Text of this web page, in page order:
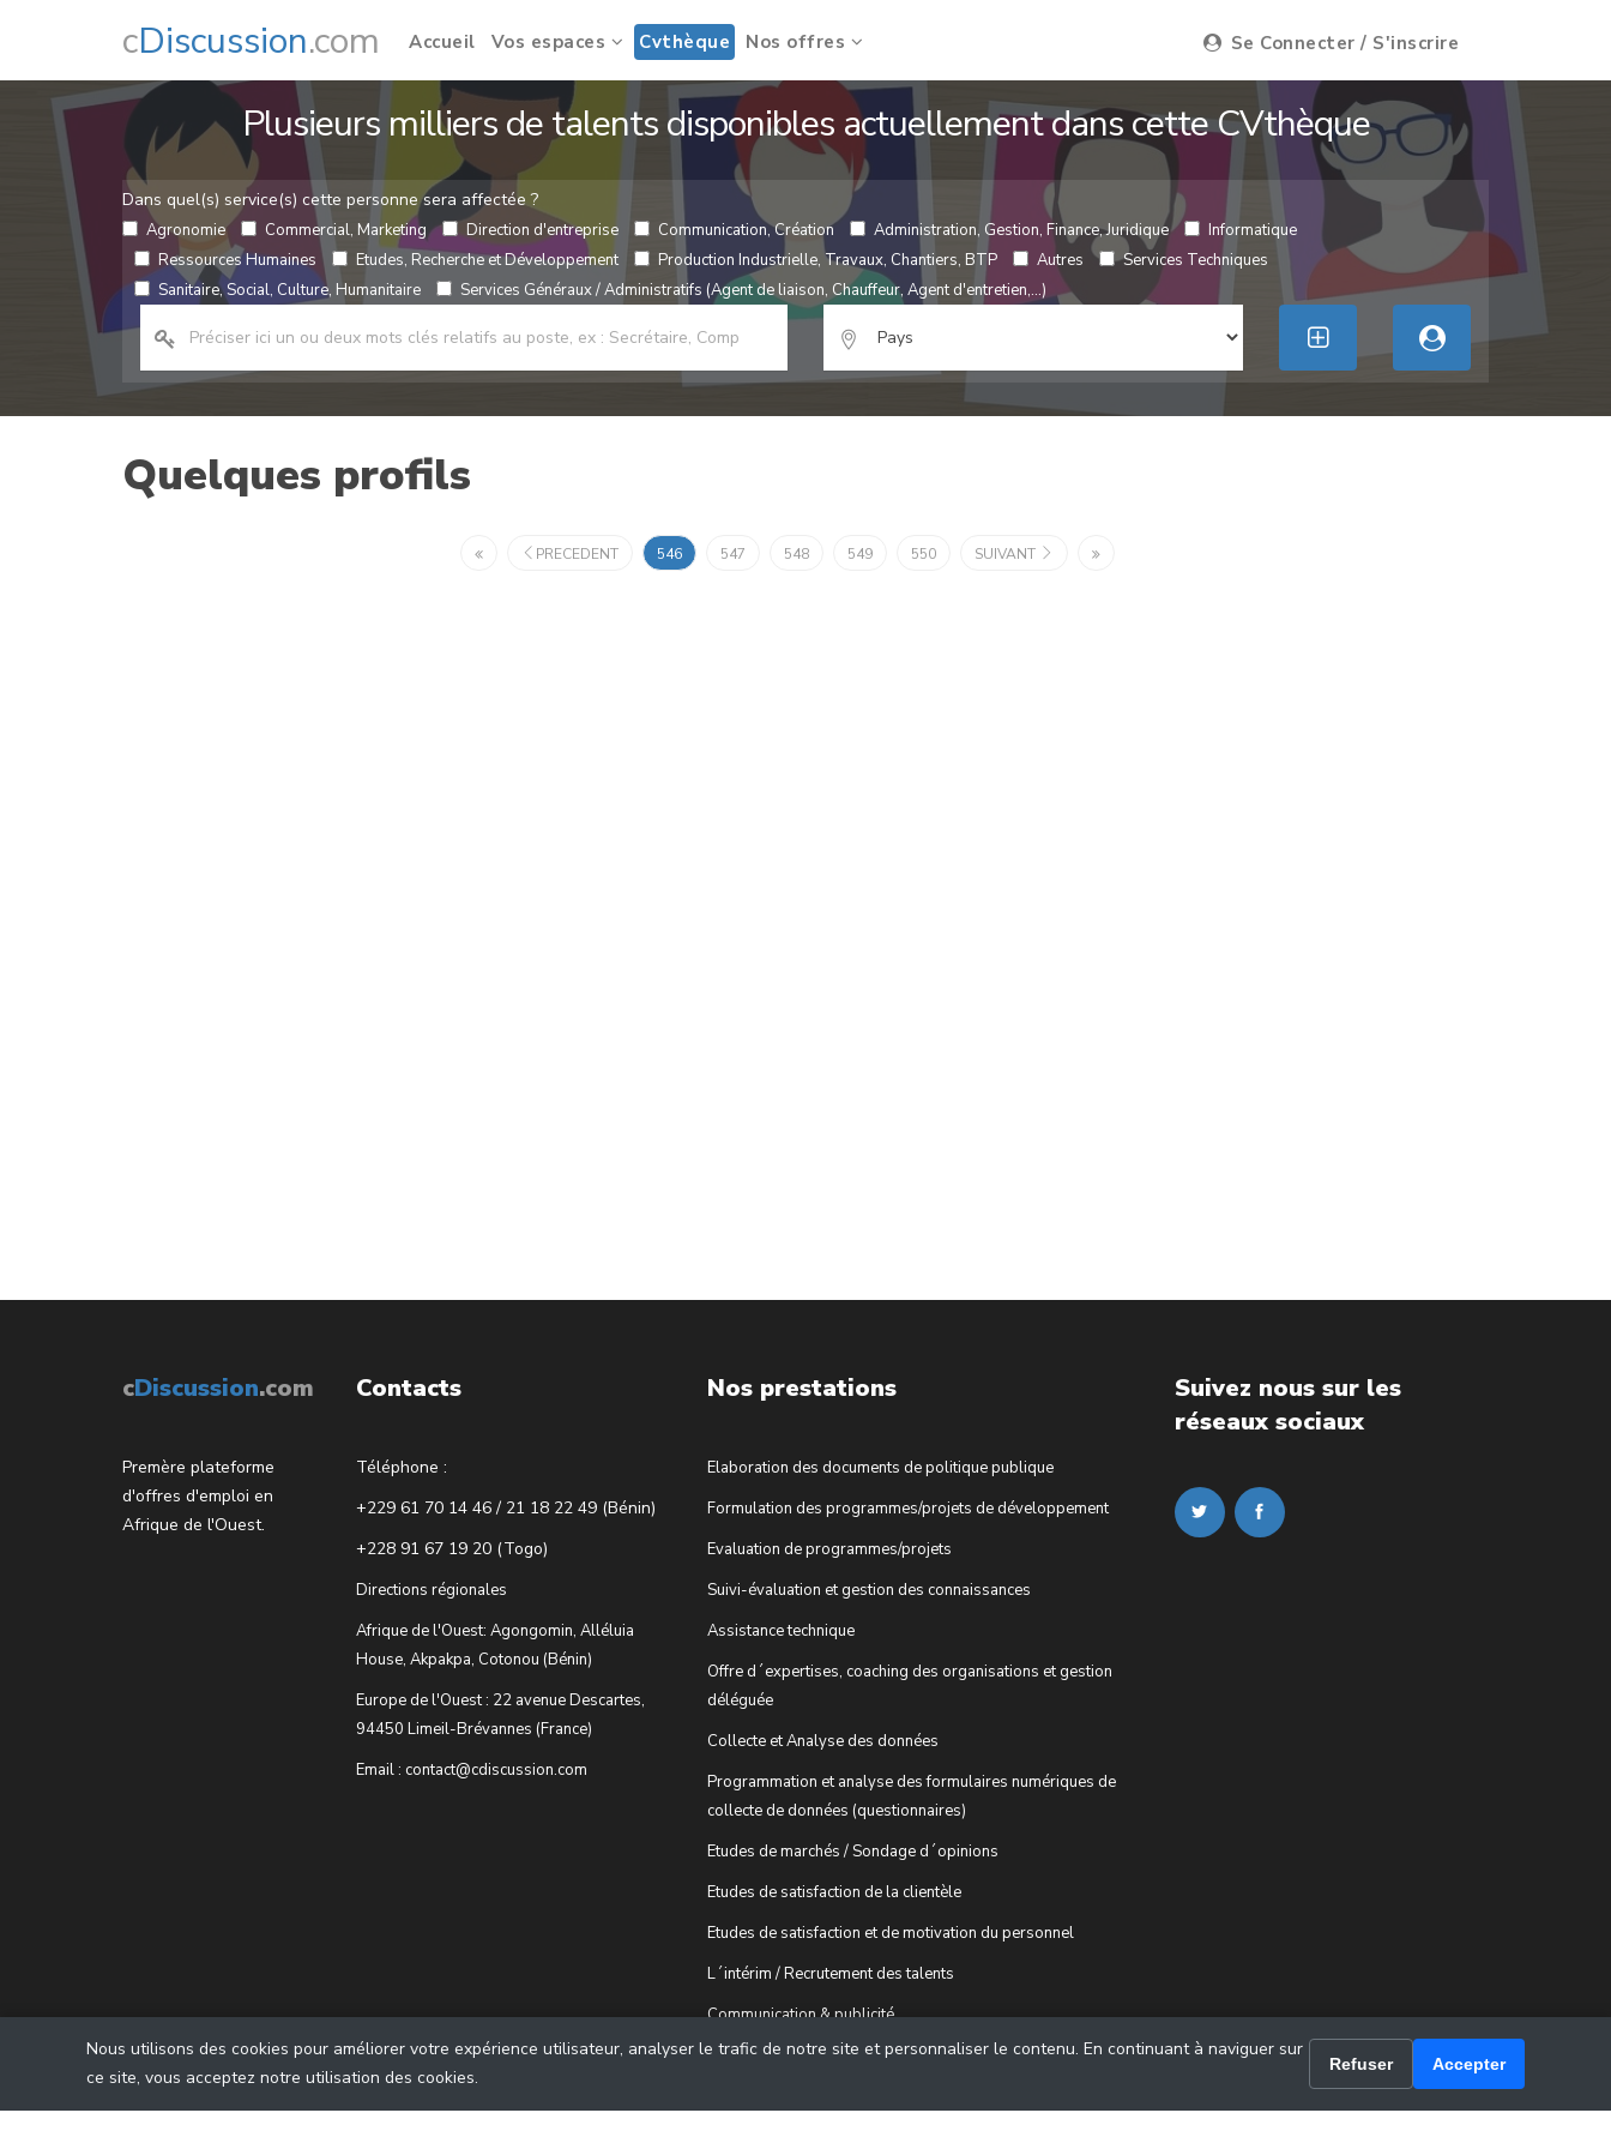
cDiscussion.com Accueil Vos espaces Cvthèque Nos offres Se Connecter / S'inscrire
Plusieurs milliers de talents disponibles actuellement dans cette CVthèque
Dans quel(s) service(s) cette personne sera affectée ?
Agronomie Commercial, Marketing Direction d'entreprise Communication, Création Administration, Gestion, Finance, Juridique
Informatique
Ressources Humaines
Etudes, Recherche et Développement Production Industrielle, Travaux, Chantiers, BTP Autres
Services Techniques
Sanitaire, Social, Culture, Humanitaire
Services Généraux / Administratifs (Agent de liaison, Chauffeur, Agent d'entretien,...)
Quelques profils
PRECEDENT 546 547 548 549 550 SUIVANT
cDiscussion.com
Premère plateforme
d'offres d'emploi en
Afrique de l'Ouest.
Contacts
Téléphone :
+229 61 70 14 46 / 21 18 22 49 (Bénin)
+228 91 67 19 20 (Togo)
Directions régionales
Afrique de l'Ouest: Agongomin, Alléluia
House, Akpakpa, Cotonou (Bénin)
Europe de l'Ouest : 22 avenue Descartes,
94450 Limeil-Brévannes (France)
Email : contact@cdiscussion.com
Nos prestations
Elaboration des documents de politique publique
Formulation des programmes/projets de développement
Evaluation de programmes/projets
Suivi-évaluation et gestion des connaissances
Assistance technique
Offre d´expertises, coaching des organisations et gestion
déléguée
Collecte et Analyse des données
Programmation et analyse des formulaires numériques de
collecte de données (questionnaires)
Etudes de marchés / Sondage d´opinions
Etudes de satisfaction de la clientèle
Etudes de satisfaction et de motivation du personnel
L´intérim / Recrutement des talents
Communication & publicité
Suivez nous sur les
réseaux sociaux
Nous utilisons des cookies pour améliorer votre expérience utilisateur, analyser le trafic de notre site et personnaliser le contenu. En continuant à naviguer sur
ce site, vous acceptez notre utilisation des cookies.
Refuser Accepter